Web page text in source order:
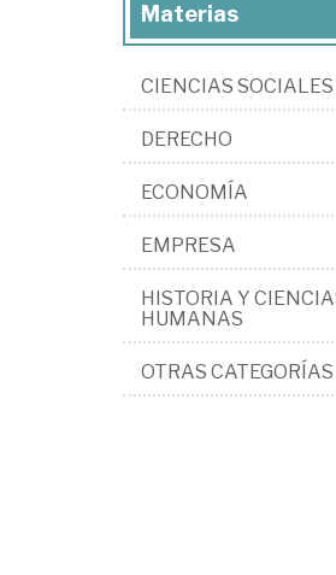
Materias
CIENCIAS SOCIALES
DERECHO
ECONOMÍA
EMPRESA
HISTORIA Y
HUMANAS
OTRAS CATEGORÍAS